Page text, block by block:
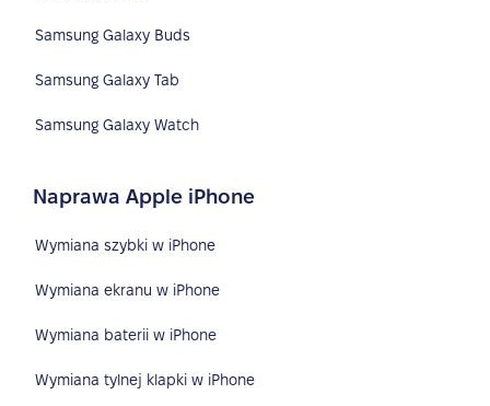
Samsung Galaxy Buds
Samsung Galaxy Tab
Samsung Galaxy Watch
Naprawa Apple iPhone
Wymiana szybki w iPhone
Wymiana ekranu w iPhone
Wymiana baterii w iPhone
Wymiana tylnej klapki w iPhone